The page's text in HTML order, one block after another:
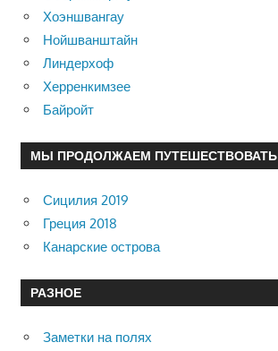
Хоэншвангау
Нойшванштайн
Линдерхоф
Херренкимзее
Байройт
МЫ ПРОДОЛЖАЕМ ПУТЕШЕСТВОВАТЬ
Сицилия 2019
Греция 2018
Канарские острова
РАЗНОЕ
Заметки на полях